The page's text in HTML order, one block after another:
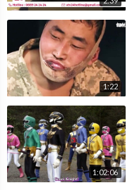
1:22
1:02:06